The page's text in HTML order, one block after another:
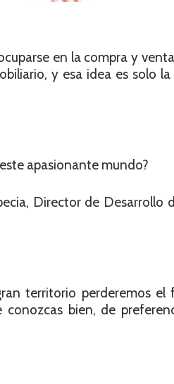
en la compra y
y esa idea es solo
apasionante mundo?
Director de Desarrollo
territorio perderemos
bien, de